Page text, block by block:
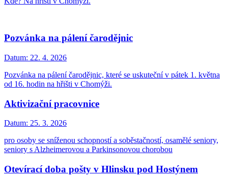
Pozvánka na pálení čarodějnic
Datum: 22. 4. 2026
Pozvánka na pálení čarodějnic, které se uskuteční v pátek 1. května
od 16. hodin na hřišti v Chomýži.
Aktivizační pracovnice
Datum: 25. 3. 2026
pro osoby se sníženou schopností a soběstačností, osamělé seniory,
seniory s Alzheimerovou a Parkinsonovou chorobou
Otevírací doba pošty v Hlinsku pod Hostýnem